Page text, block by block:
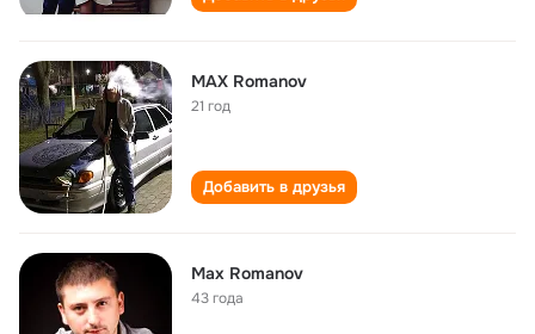
MAX Romanov
21 год
Добавить в друзья
Max Romanov
43 года